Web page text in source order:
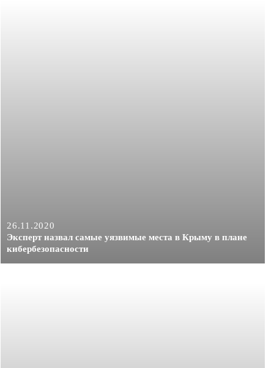
26.11.2020
Эксперт назвал самые уязвимые места в Крыму в плане
кибербезопасности